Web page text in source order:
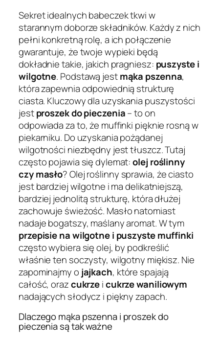
Sekret idealnych babeczek tkwi w
starannym doborze składników. Każdy z nich
pełni konkretną rolę, a ich połączenie
gwarantuje, że twoje wypieki będą
dokładnie takie, jakich pragniesz: puszyste i
wilgotne. Podstawą jestmąka pszenna,
która zapewnia odpowiednią strukturę
ciasta. Kluczowy dla uzyskania puszystości
jestproszek do pieczenia– to on
odpowiada za to, że muffinki pięknie rosną w
piekarniku. Do uzyskania pożądanej
wilgotności niezbędny jest tłuszcz. Tutaj
często pojawia się dylemat:olej roślinny
czy masło? Olej roślinny sprawia, że ciasto
jest bardziej wilgotne i ma delikatniejszą,
bardziej jednolitą strukturę, która dłużej
zachowuje świeżość. Masło natomiast
nadaje bogatszy, maślany aromat. W tym
przepisie na wilgotne i puszyste muffinki
często wybiera się olej, by podkreślić
właśnie ten soczysty, wilgotny miękisz. Nie
zapominajmy o jajkach, które spajają
całość, orazcukrzeicukrze waniliowym
nadających słodycz i piękny zapach.
Dlaczego mąka pszenna i proszek do
pieczenia są tak ważne